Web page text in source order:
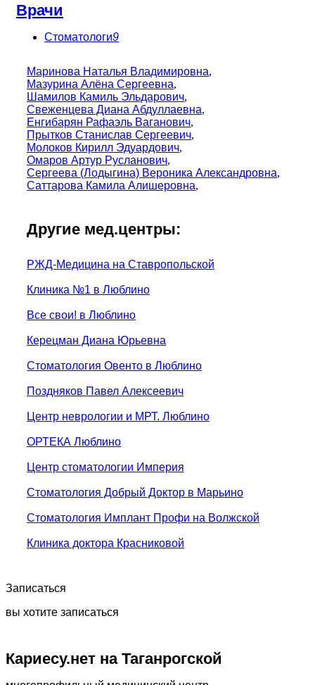
Врачи
Стоматологи9
Маринова Наталья Владимировна,
Мазурина Алёна Сергеевна,
Шамилов Камиль Эльдарович,
Свеженцева Диана Абдуллаевна,
Енгибарян Рафаэль Ваганович,
Прытков Станислав Сергеевич,
Молоков Кирилл Эдуардович,
Омаров Артур Русланович,
Сергеева (Лодыгина) Вероника Александровна,
Саттарова Камила Алишеровна,
Другие мед.центры:
РЖД-Медицина на Ставропольской
Клиника №1 в Люблино
Все свои! в Люблино
Керецман Диана Юрьевна
Стоматология Овенто в Люблино
Поздняков Павел Алексеевич
Центр неврологии и МРТ. Люблино
ОРТЕКА Люблино
Центр стоматологии Империя
Стоматология Добрый Доктор в Марьино
Стоматология Имплант Профи на Волжской
Клиника доктора Красниковой
Записаться
вы хотите записаться
Кариесу.нет на Таганрогской